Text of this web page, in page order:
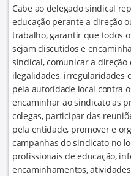
Cabe ao delegado sindical
educação perante a direção
trabalho, garantir que todos
sejam discutidos e
sindical, comunicar a
ilegalidades, irregularidades
pela autoridade local contra
encaminhar ao sindicato as
colegas, participar das
pela entidade, promover e
campanhas do sindicato no
profissionais de educação,
encaminhamentos,